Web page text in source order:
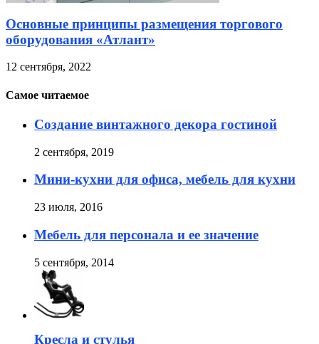
Основные принципы размещения торгового
оборудования «Атлант»
12 сентября, 2022
Самое читаемое
Создание винтажного декора гостиной
2 сентября, 2019
Мини-кухни для офиса, мебель для кухни
23 июля, 2016
Мебель для персонала и ее значение
5 сентября, 2014
Кресла и стулья